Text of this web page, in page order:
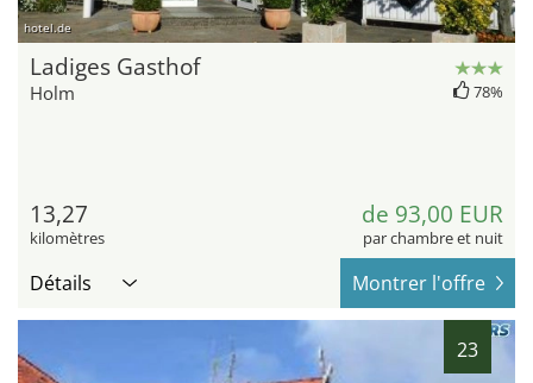
hotel.de
Ladiges Gasthof
Holm 78%
13,27
kilomètres
de 93,00 EUR
par chambre et nuit
Détails Montrer l'offre
23